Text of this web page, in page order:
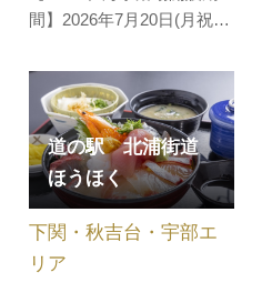
間】2026年7月20日(月祝)
陽百選」に認定された海岸
で、瀬戸内海に沈む美しい
夕陽を眺めることができま
す。浜辺にはフェニックス
が植えられ、リゾート気分
を満喫できます。シャワ
ー・更衣室・トイレ・管理
棟など…
道の駅 北浦街道
ほうほく
下関・秋吉台・宇部エ
リア